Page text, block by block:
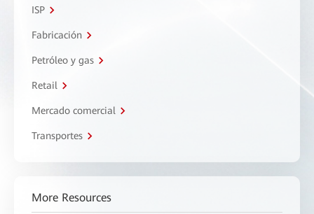
ISP
Fabricación
Petróleo y gas
Retail
Mercado comercial
Transportes
More Resources